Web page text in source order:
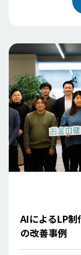
AIによるLP
の改善事例